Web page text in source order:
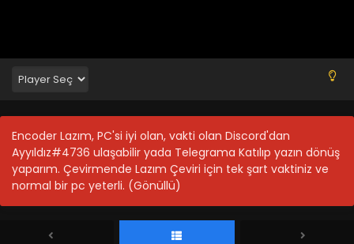
Encoder Lazım, PC'si iyi olan, vakti olan Discord'dan
Ayyıldız#4736 ulaşabilir yada Telegrama Katılıp yazın dönüş
yaparım. Çevirmende Lazım Çeviri için tek şart vaktiniz ve
normal bir pc yeterli. (Gönüllü)